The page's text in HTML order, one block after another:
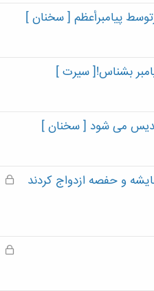
بشناس![ سیرت ]
می شود [ سخنان ]
ق
ه
و حفصه ازدواج كردند
ق